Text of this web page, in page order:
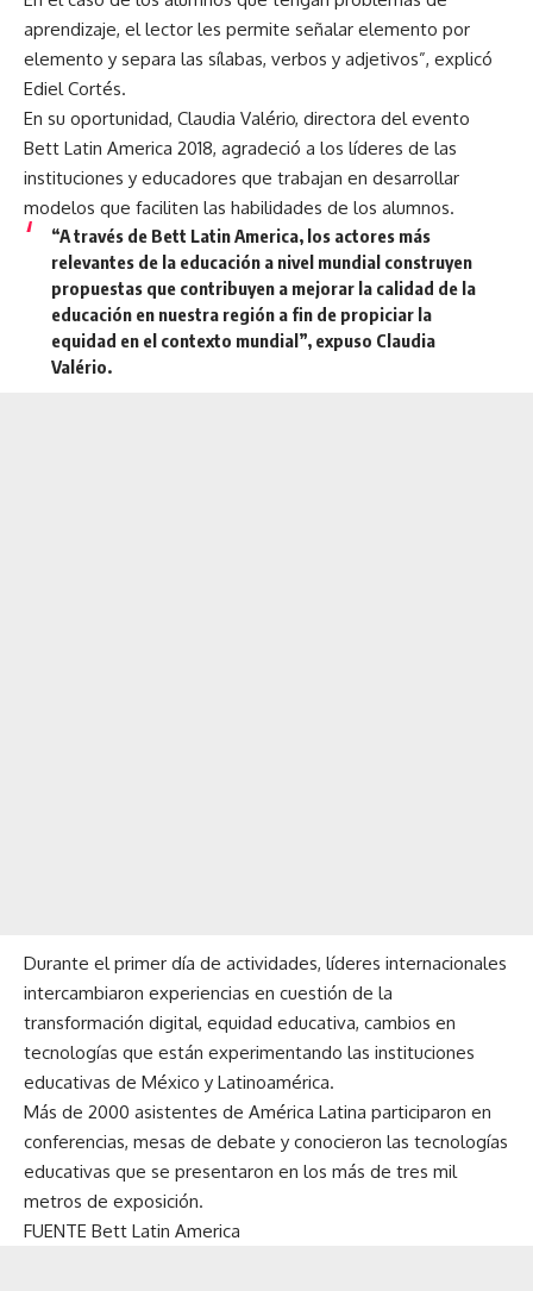
aprendizaje, el lector les permite señalar elemento por
elemento y separa las sílabas, verbos y adjetivos”, explicó
Ediel Cortés.
En su oportunidad, Claudia Valério, directora del evento
Bett Latin America 2018, agradeció a los líderes de las
instituciones y educadores que trabajan en desarrollar
modelos que faciliten las habilidades de los alumnos.
“A través de Bett Latin America, los actores más
relevantes de la educación a nivel mundial construyen
propuestas que contribuyen a mejorar la calidad de la
educación en nuestra región a fin de propiciar la
equidad en el contexto mundial”, expuso Claudia
Valério.
Durante el primer día de actividades, líderes internacionales
intercambiaron experiencias en cuestión de la
transformación digital, equidad educativa, cambios en
tecnologías que están experimentando las instituciones
educativas de México y Latinoamérica.
Más de 2000 asistentes de América Latina participaron en
conferencias, mesas de debate y conocieron las tecnologías
educativas que se presentaron en los más de tres mil
metros de exposición.
FUENTE Bett Latin America